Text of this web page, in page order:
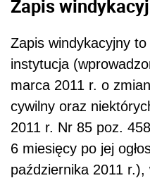
Zapis
Zapis windykacyjny
instytucja
marca 2011 r. o
cywilny oraz
2011 r. Nr 85 poz.
6 miesięcy po jej
października 2011